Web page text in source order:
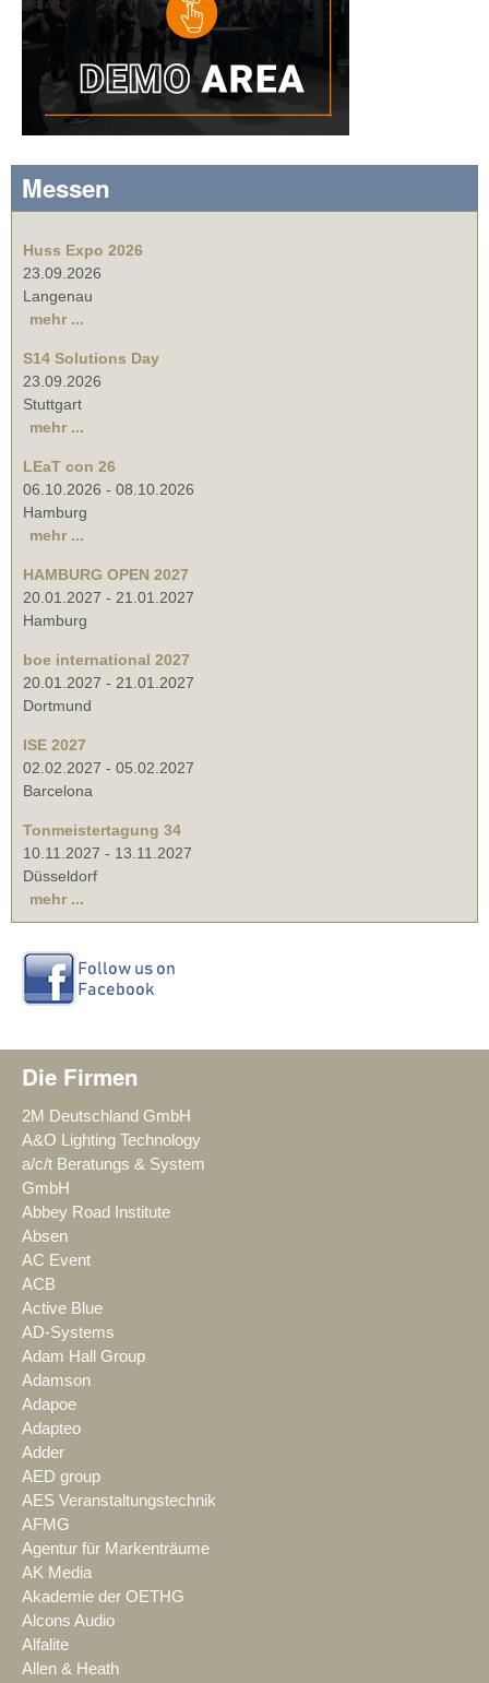
Messen
Huss Expo 2026
23.09.2026
Langenau
mehr ...
S14 Solutions Day
23.09.2026
Stuttgart
mehr ...
LEaT con 26
06.10.2026 - 08.10.2026
Hamburg
mehr ...
HAMBURG OPEN 2027
20.01.2027 - 21.01.2027
Hamburg
boe international 2027
20.01.2027 - 21.01.2027
Dortmund
ISE 2027
02.02.2027 - 05.02.2027
Barcelona
Tonmeistertagung 34
10.11.2027 - 13.11.2027
Düsseldorf
mehr ...
Die Firmen
2M Deutschland GmbH
A&O Lighting Technology
a/c/t Beratungs & System
GmbH
Abbey Road Institute
Absen
AC Event
ACB
Active Blue
AD-Systems
Adam Hall Group
Adamson
Adapoe
Adapteo
Adder
AED group
AES Veranstaltungstechnik
AFMG
Agentur für Markenträume
AK Media
Akademie der OETHG
Alcons Audio
Alfalite
Allen & Heath